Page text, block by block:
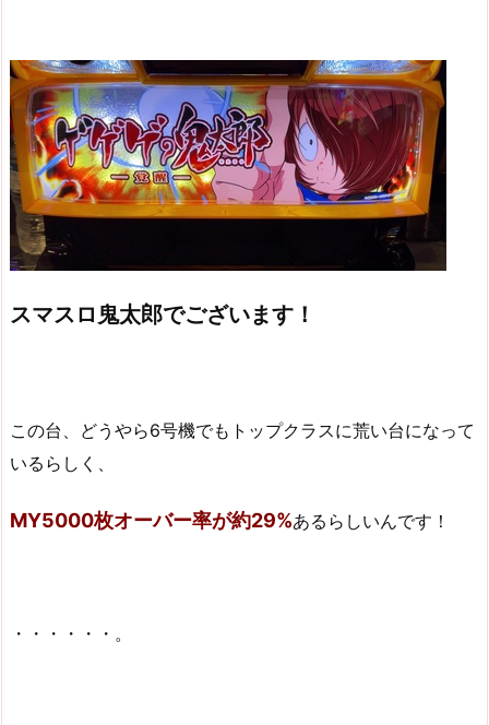
スマスロ鬼太郎でございます！
この台、どうやら6号機でもトップクラスに荒い台になって
いるらしく、
MY5000枚オーバー率が約29%あるらしいんです！
・・・・・・。